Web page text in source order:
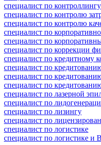
специалист по контроллингу
специалист по контролю
специалист по контролю
специалист по
специалист по
специалист по коррекции
специалист по кредитному
специалист по
специалист по
специалист по
специалист по лазерной
специалист по
специалист по лизингу
специалист по
специалист по логистике
специалист по логистике и